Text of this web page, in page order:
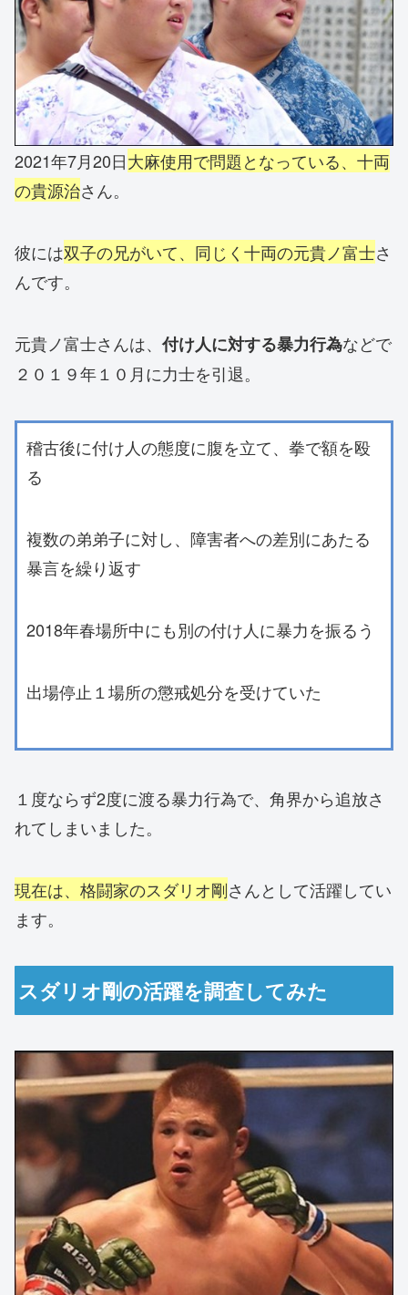
2021年7月20日大麻使用で問題となっている、十両
の貴源治さん。
彼には双子の兄がいて、同じく十両の元貴ノ富士さ
んです。
元貴ノ富士さんは、付け人に対する暴力行為などで
２０１９年１０月に力士を引退。
稽古後に付け人の態度に腹を立て、拳で額を殴
る
複数の弟弟子に対し、障害者への差別にあたる
暴言を繰り返す
2018年春場所中にも別の付け人に暴力を振るう
出場停止１場所の懲戒処分を受けていた
１度ならず2度に渡る暴力行為で、角界から追放さ
れてしまいました。
現在は、格闘家のスダリオ剛さんとして活躍してい
ます。
スダリオ剛の活躍を調査してみた